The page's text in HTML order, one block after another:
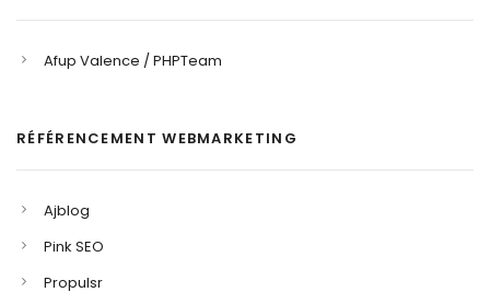
Afup Valence / PHPTeam
RÉFÉRENCEMENT WEBMARKETING
Ajblog
Pink SEO
Propulsr